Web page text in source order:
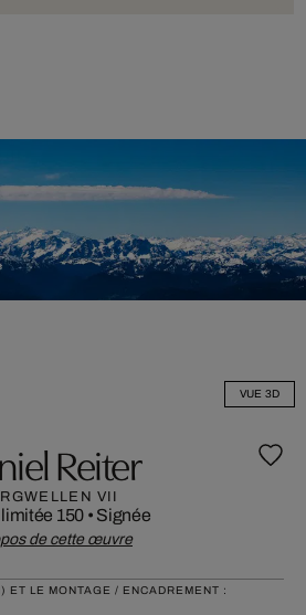
VUE 3D
Reiter
VII
150 • Signée
de cette œuvre
ET LE MONTAGE / ENCADREMENT :